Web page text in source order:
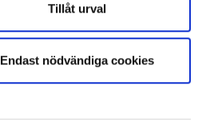
Tillåt urval
Endast nödvändiga cookies